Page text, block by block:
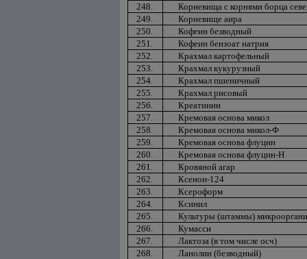
248.
Корневища с корнями борца
249.
Корневище аира
250.
Кофеин безводный
251.
Кофеин бензоат натрия
252.
Крахмал картофельный
253.
Крахмал кукурузный
254.
Крахмал пшеничный
255.
Крахмал рисовый
256.
Креатинин
257.
Кремовая основа микол
258.
Кремовая основа микол-Ф
259.
Кремовая основа флуцин
260.
Кремовая основа флуцин-Н
261.
Кровяной агар
262.
Ксенон-124
263.
Ксероформ
264.
Ксинил
265.
Культуры (штаммы)
266.
Кумасси
267.
Лактоза (в том числе осч)
268.
Ланолин (безводный)